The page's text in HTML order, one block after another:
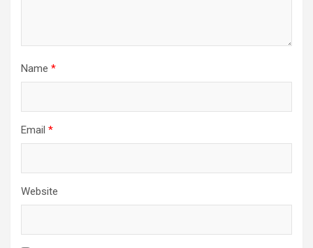
Name *
Email *
Website